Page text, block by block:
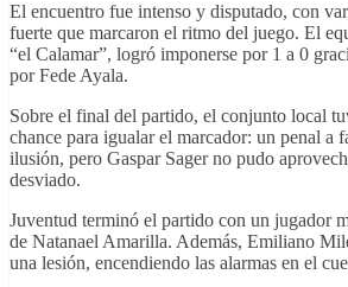
El encuentro fue intenso y disputado, con
fuerte que marcaron el ritmo del juego. El
“el Calamar”, logró imponerse por 1 a 0
por Fede Ayala.
Sobre el final del partido, el conjunto local
chance para igualar el marcador: un penal a
ilusión, pero Gaspar Sager no pudo
desviado.
Juventud terminó el partido con un jugador
de Natanael Amarilla. Además, Emiliano
una lesión, encendiendo las alarmas en el